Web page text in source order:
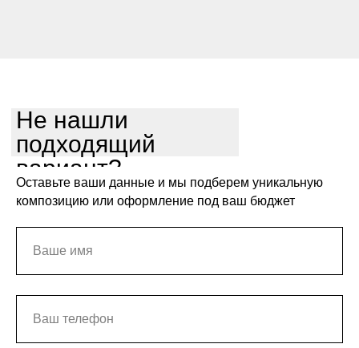
Не нашли
подходящий
вариант?
Оставьте ваши данные и мы подберем уникальную
композицию или оформление под ваш бюджет